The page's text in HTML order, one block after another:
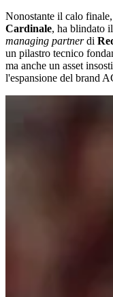
Nonostante il calo
Cardinale, ha blindato
managing partnerdi
un pilastro tecnico
ma anche un asset
l'espansione del brand